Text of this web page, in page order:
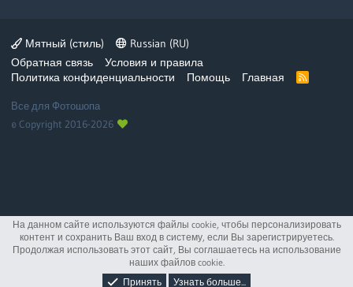
Мятный (стиль)
Russian (RU)
Обратная связь
Условия и правила
Политика конфиденциальности
Помощь Главная
R
Все для Фотошопа
© Copyright 2016-2026
На данном сайте используются файлы cookie, чтобы персонализировать
контент и сохранить Ваш вход в систему, если Вы зарегистрируетесь.
Продолжая использовать этот сайт, Вы соглашаетесь на использование
наших файлов cookie.
Принять
Узнать больше...